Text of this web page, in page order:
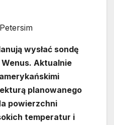
wysłać sondę
Aktualnie
planowanego
powierzchni
temperatur i